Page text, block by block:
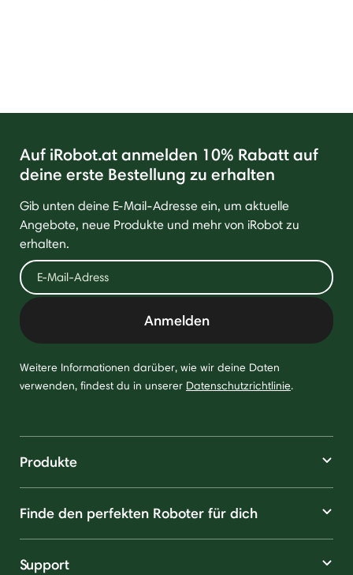
Auf iRobot.at anmelden 10% Rabatt auf
deine erste Bestellung zu erhalten
Gib unten deine E-Mail-Adresse ein, um aktuelle
Angebote, neue Produkte und mehr von iRobot zu
erhalten.
Anmelden
Weitere Informationen darüber, wie wir deine Daten
verwenden, findest du in unserer Datenschutzrichtlinie.
Produkte
Finde den perfekten Roboter für dich
Support